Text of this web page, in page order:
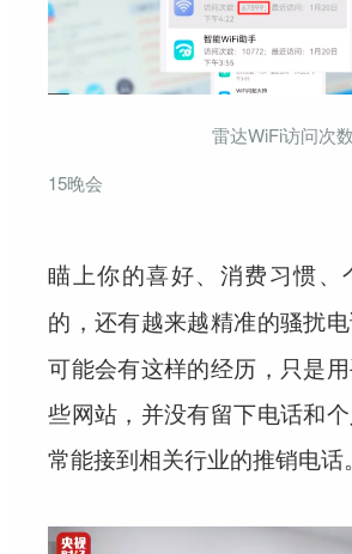
雷达WiFi访问次数逾6
15晚会
瞄上你的喜好、消费习惯、
的，还有越来越精准的骚扰
可能会有这样的经历，只是
些网站，并没有留下电话和
常能接到相关行业的推销电话。